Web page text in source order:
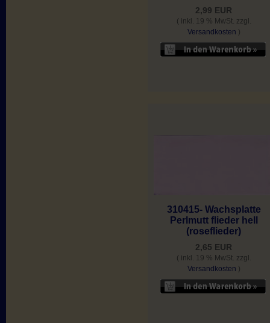
2,99 EUR
( inkl. 19 % MwSt. zzgl.
Versandkosten )
310415- Wachsplatte
Perlmutt flieder hell
(roseflieder)
2,65 EUR
( inkl. 19 % MwSt. zzgl.
Versandkosten )